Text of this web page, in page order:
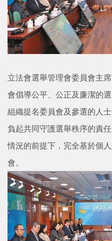
立法會選舉管理會委員會主
會倡導公平、公正及廉潔的
組織提名委員會及參選的人
負起共同守護選舉秩序的責
情況的前提下，完全基於個
會。